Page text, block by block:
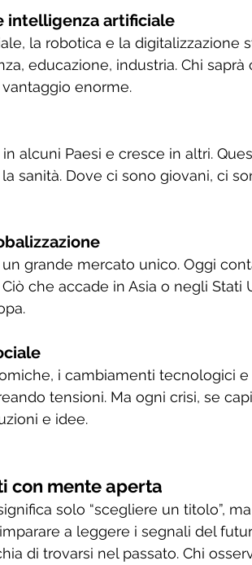
intelligenza artificiale
la robotica e la digitalizzazione
educazione, industria. Chi
enorme.
alcuni Paesi e cresce in altri.
sanità. Dove ci sono giovani, ci
grande mercato unico. Oggi
che accade in Asia o negli
i cambiamenti tecnologici
tensioni. Ma ogni crisi, se
e idee.
con mente aperta
solo “scegliere un titolo”, ma
imparare a leggere i segnali del
di trovarsi nel passato. Chi